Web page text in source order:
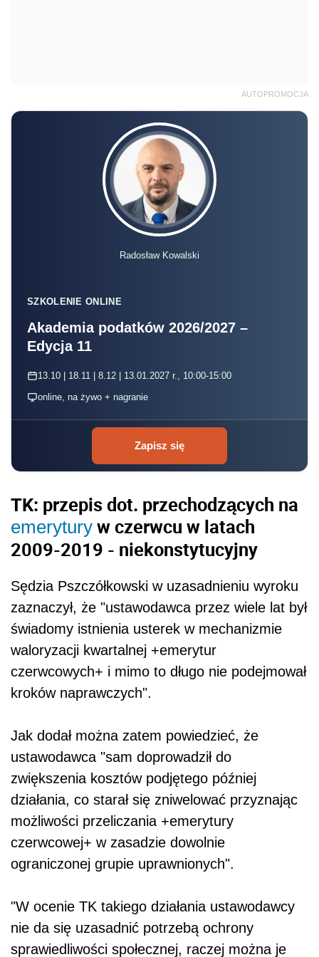
AUTOPROMOCJA
Radosław Kowalski
SZKOLENIE ONLINE
Akademia podatków 2026/2027 –
Edycja 11
13.10 | 18.11 | 8.12 | 13.01.2027 r., 10:00-15:00
online, na żywo + nagranie
Zapisz się
TK: przepis dot. przechodzących na
emerytury w czerwcu w latach
2009-2019 - niekonstytucyjny
Sędzia Pszczółkowski w uzasadnieniu wyroku
zaznaczył, że "ustawodawca przez wiele lat był
świadomy istnienia usterek w mechanizmie
waloryzacji kwartalnej +emerytur
czerwcowych+ i mimo to długo nie podejmował
kroków naprawczych".
Jak dodał można zatem powiedzieć, że
ustawodawca "sam doprowadził do
zwiększenia kosztów podjętego później
działania, co starał się zniwelować przyznając
możliwości przeliczania +emerytury
czerwcowej+ w zasadzie dowolnie
ograniczonej grupie uprawnionych".
"W ocenie TK takiego działania ustawodawcy
nie da się uzasadnić potrzebą ochrony
sprawiedliwości społecznej, raczej można je